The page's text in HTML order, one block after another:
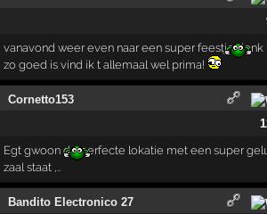
vanavond weer even naar een super feestje
zo goed is vind ik t allemaal wel prima!
Cornetto153
Egt gwoon de perfecte lokatie met een super
zaal staat ,..
Bandito Electronico 27